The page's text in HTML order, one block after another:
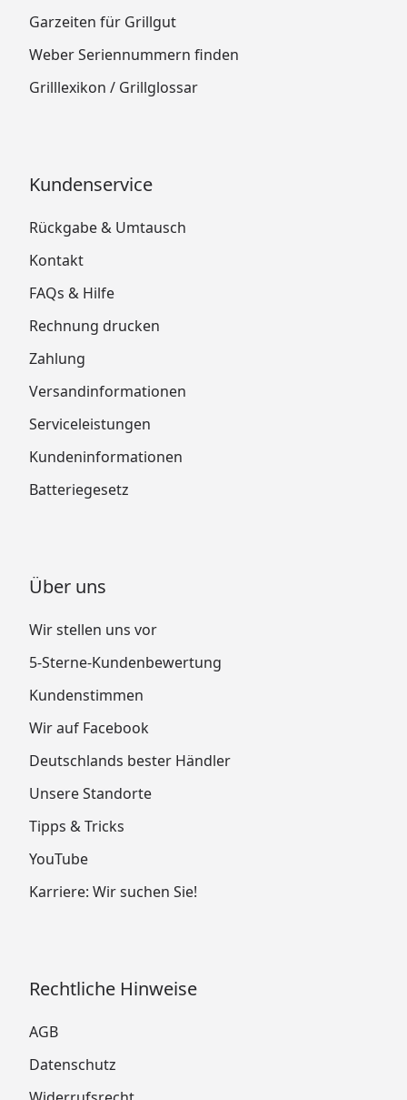
Garzeiten für Grillgut
Weber Seriennummern finden
Grilllexikon / Grillglossar
Kundenservice
Rückgabe & Umtausch
Kontakt
FAQs & Hilfe
Rechnung drucken
Zahlung
Versandinformationen
Serviceleistungen
Kundeninformationen
Batteriegesetz
Über uns
Wir stellen uns vor
5-Sterne-Kundenbewertung
Kundenstimmen
Wir auf Facebook
Deutschlands bester Händler
Unsere Standorte
Tipps & Tricks
YouTube
Karriere: Wir suchen Sie!
Rechtliche Hinweise
AGB
Datenschutz